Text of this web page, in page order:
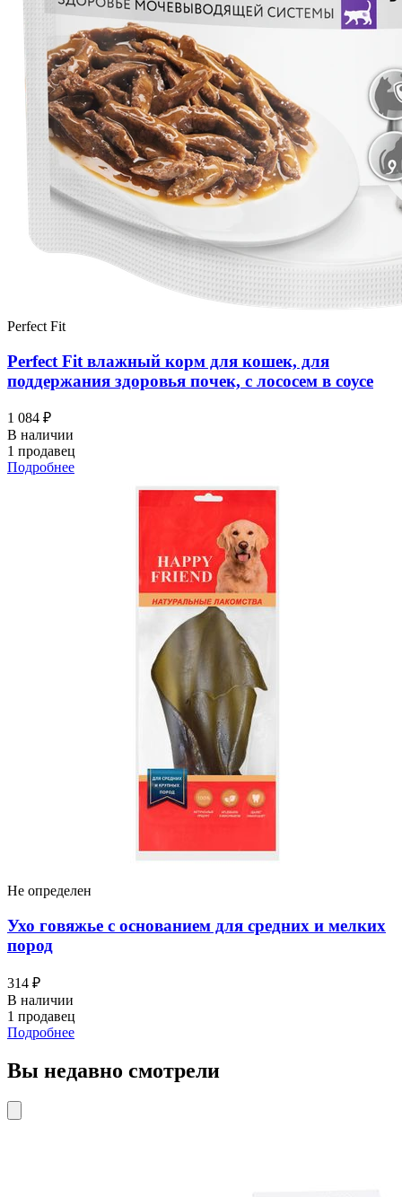
Perfect Fit
Perfect Fit влажный корм для кошек, для
поддержания здоровья почек, с лососем в соусе
1 084 ₽
В наличии
1 продавец
Подробнее
Не определен
Ухо говяжье с основанием для средних и мелких
пород
314 ₽
В наличии
1 продавец
Подробнее
Вы недавно смотрели